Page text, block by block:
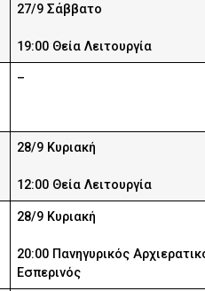
27/9 Σάββατο
19:00 Θεία Λειτουργία
–
28/9 Κυριακή
12:00 Θεία Λειτουργία
28/9 Κυριακή
20:00 Πανηγυρικός
Εσπερινός